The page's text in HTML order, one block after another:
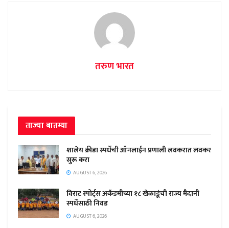
तरुण भारत
ताज्या बातम्या
शालेय क्रीडा स्पर्धेची ऑनलाईन प्रणाली लवकरात लवकर
सुरू करा
AUGUST 6, 2026
विराट स्पोर्ट्स अकॅडमीच्या १८ खेळाडूंची राज्य मैदानी
स्पर्धेसाठी निवड
AUGUST 6, 2026